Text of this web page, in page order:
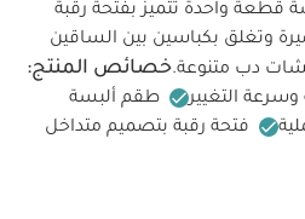
الطقم من 5 ألبسة قطعة واحدة تتميز بفتحة رقبة
وتغلق بكباسين بين الساقين
دب متنوعة.خصائص المنتج:
التغيير
طقم ألبسة
فتحة رقبة بتصميم متداخل